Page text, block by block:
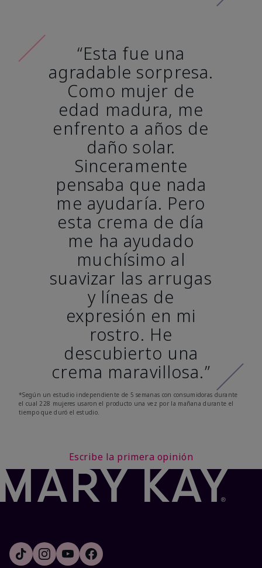
“Esta fue una
agradable sorpresa.
Como mujer de
edad madura, me
enfrento a años de
daño solar.
Sinceramente
pensaba que nada
me ayudaría. Pero
esta crema de día
me ha ayudado
muchísimo al
suavizar las arrugas
y líneas de
expresión en mi
rostro. He
descubierto una
crema maravillosa.”
*Según un estudio independiente de 5 semanas con consumidoras durante
el cual 228 mujeres usaron el producto una vez por la mañana durante el
tiempo que duró el estudio.
Escribe la primera opinión